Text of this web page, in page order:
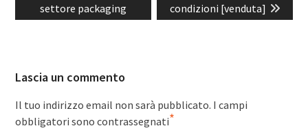
settore packaging
condizioni [venduta]
Lascia un commento
Il tuo indirizzo email non sarà pubblicato. I campi
obbligatori sono contrassegnati*